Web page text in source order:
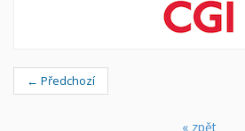
← Předchozí
« zpět